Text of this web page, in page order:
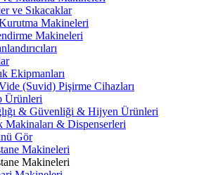
ve Sıkacaklar
Makineleri
Makineleri
Ekipmanları
(Suvid) Pişirme Cihazları
Ürünleri
& Güvenliği & Hijyen Ürünleri
Makinaları & Dispenserleri
Gör
Makineleri
Makineleri